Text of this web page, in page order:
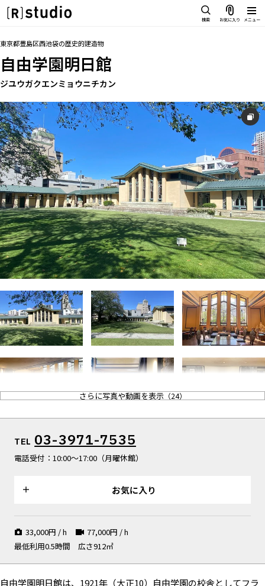
検索 お気に入り メニュー
雰囲気で探したい
SCENE
部屋ごとに写真で見比べたい
VARIATION
ひとつのスタジオであれもこれも
LOCATION
カフェやオフィスなどロケシーンも
SIZE&PRICE
広さと利用料金で探す
ALL FILTER
すべての選択肢からスタジオを探す
スタジオを探す
雰囲気で探したい
SCENE
部屋ごとに写真で見比べたい
VARIATION
ひとつのスタジオであれもこれも
LOCATION
カフェやオフィスなどロケシーンも
SIZE&PRICE
広さと利用料金で探す
ALL FILTER
すべての選択肢からスタジオを探す
スタジオ一覧
マップから探す
お気に入り
特集
[R]studioについて
お知らせ
会社概要
お問い合わせ
トップ 料金 設備 オプション
東京都豊島区西池袋の歴史的建造物
自由学園明日館
ジユウガクエンミョウニチカン
さらに写真や動画を表示（24）
TEL 03-3971-7535
電話受付：10:00〜17:00（月曜休館）
お気に入り
33,000円 / h 77,000円 / h
最低利用0.5時間
広さ912㎡
自由学園明日館は、1921年（大正10）自由学園の校舎としてフラ